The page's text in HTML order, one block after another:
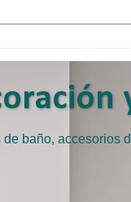
baño, accesorios